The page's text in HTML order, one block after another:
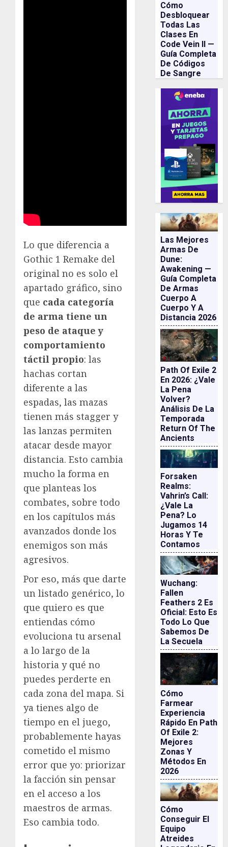
Lo que diferencia a
Gothic 1 Remake del
original no es solo el
apartado gráfico, sino
que cada categoría
de arma tiene un
peso de ataque y
comportamiento
táctil propio: las
hachas cortan
diferente a las
espadas, las mazas
tienen más stagger y
las lanzas permiten
atacar desde mayor
distancia. Esto cambia
mucho la forma en
que planteas los
combates, sobre todo
en los capítulos más
avanzados donde los
enemigos son más
agresivos.
Por eso, más que darte
un listado genérico, lo
que quiero es que
entiendas cómo
evoluciona tu arsenal
a lo largo de la
historia y qué no
puedes perderte en
cada zona del mapa. Si
ya tienes algo de
tiempo en el juego,
probablemente hayas
cometido el mismo
error que yo: priorizar
la facción sin pensar
en el acceso a los
maestros de armas.
Eso cambia todo.
Cómo
Desbloquear
Todas Las
Clases En
Code Vein II —
Guía Completa
De Códigos
De Sangre
Las Mejores
Armas De
Dune:
Awakening —
Guía Completa
De Armas
Cuerpo A
Cuerpo Y A
Distancia 2026
Path Of Exile 2
En 2026: ¿vale
La Pena
Volver?
Análisis De La
Temporada
Return Of The
Ancients
Forsaken
Realms:
Vahrin’s Call:
¿vale La
Pena? Lo
Jugamos 14
Horas Y Te
Contamos
Wuchang:
Fallen
Feathers 2 Es
Oficial: Esto Es
Todo Lo Que
Sabemos De
La Secuela
Cómo
Farmear
Experiencia
Rápido En Path
Of Exile 2:
Mejores
Zonas Y
Métodos En
2026
Cómo
Conseguir El
Equipo
Atreides